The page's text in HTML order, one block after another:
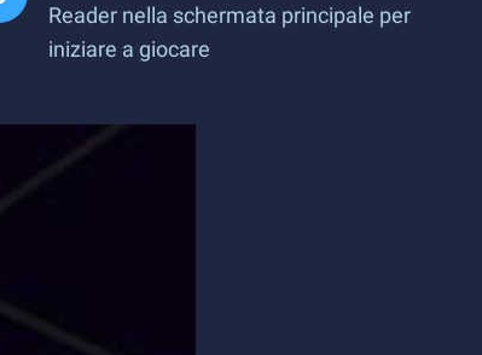
Reader nella schermata principale per
iniziare a giocare